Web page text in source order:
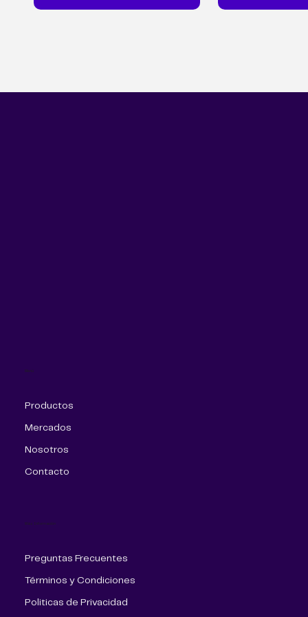
Preguntas Frecuentes
Términos y Condiciones
Politicas de Privacidad
Productos
Mercados
Nosotros
Contacto